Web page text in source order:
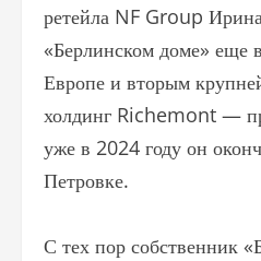
ретейла NF Group
«Берлинском доме»
Европе и вторым
холдинг Richemont —
уже в 2024 году он
Петровке.
С тех пор собственник